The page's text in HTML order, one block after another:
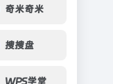
奇米奇米
搜搜盘
WPS学堂